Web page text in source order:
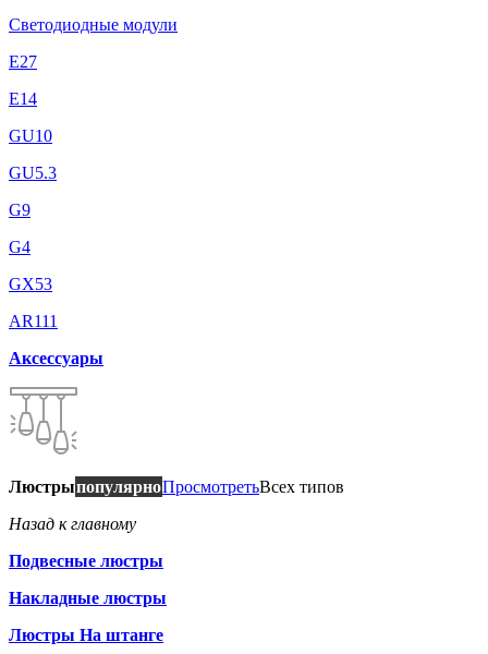
Светодиодные модули
E27
E14
GU10
GU5.3
G9
G4
GX53
AR111
Аксессуары
ЛюстрыпопулярноПросмотретьВсех типов
Назад к главному
Подвесные люстры
Накладные люстры
Люстры На штанге